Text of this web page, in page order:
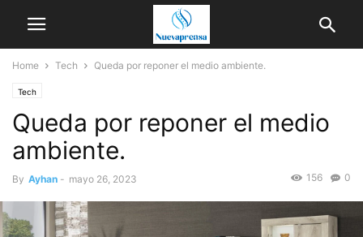
Home Tech Queda por reponer el medio ambiente.
Tech
Queda por reponer el medio
ambiente.
By Ayhan - mayo 26, 2023 0
156